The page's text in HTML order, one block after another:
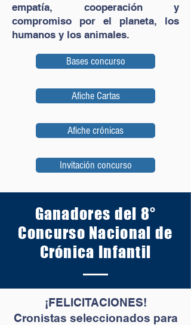
empatía, cooperación y
compromiso por el planeta, los
humanos y los animales.
Bases concurso
Afiche Cartas
Afiche crónicas
Invitación concurso
Ganadores del 8°
Concurso Nacional de
Crónica Infantil
¡FELICITACIONES!
Cronistas seleccionados para